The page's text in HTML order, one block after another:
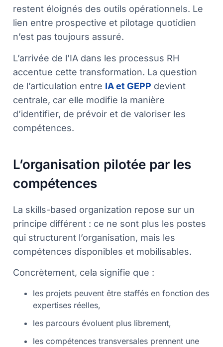
restent éloignés des outils opérationnels. Le
lien entre prospective et pilotage quotidien
n’est pas toujours assuré.
L’arrivée de l’IA dans les processus RH
accentue cette transformation. La question
de l’articulation entre IA et GEPP devient
centrale, car elle modifie la manière
d’identifier, de prévoir et de valoriser les
compétences.
L’organisation pilotée par les
compétences
La skills-based organization repose sur un
principe différent : ce ne sont plus les postes
qui structurent l’organisation, mais les
compétences disponibles et mobilisables.
Concrètement, cela signifie que :
les projets peuvent être staffés en fonction des
expertises réelles,
les parcours évoluent plus librement,
les compétences transversales prennent une